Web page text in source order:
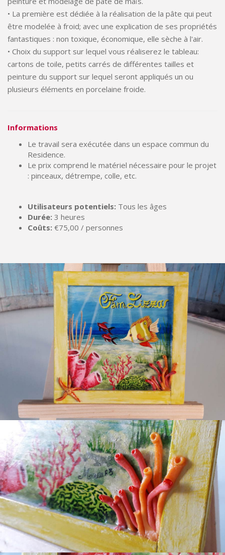
• La première est dédiée à la réalisation de la pâte qui peut
être modelée à froid; avec une explication de ses propriétés
fantastiques : non toxique, économique, elle sèche à l'air.
• Choix du support sur lequel vous réaliserez le tableau:
cartons de toile, petits carrés de différentes tailles et
peinture du support sur lequel seront appliqués un ou
plusieurs éléments en porcelaine froide.
Informations
Le travail sera exécutée dans un espace commun du
Residence.
Le prix comprend le matériel nécessaire pour le projet
: pinceaux, détrempe, colle, etc.
Utilisateurs potentiels: Tous les âges
Durée: 3 heures
Coûts: €75,00 / personnes